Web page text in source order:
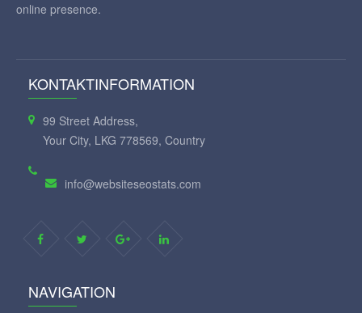
online presence.
KONTAKTINFORMATION
99 Street Address,
Your City, LKG 778569, Country
info@websiteseostats.com
NAVIGATION